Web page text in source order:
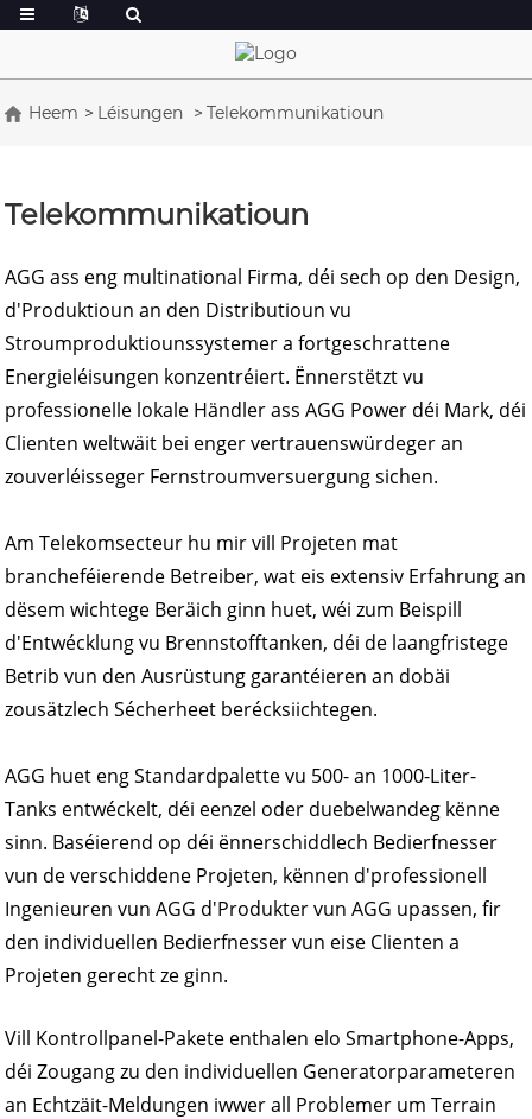
Heem Léisungen Telekommunikatioun
Telekommunikatioun
AGG ass eng multinational Firma, déi sech op den Design,
d'Produktioun an den Distributioun vu
Stroumproduktiounssystemer a fortgeschrattene
Energieléisungen konzentréiert. Ënnerstëtzt vu
professionelle lokale Händler ass AGG Power déi Mark, déi
Clienten weltwäit bei enger vertrauenswürdeger an
zouverléisseger Fernstroumversuergung sichen.
Am Telekomsecteur hu mir vill Projeten mat
brancheféierende Betreiber, wat eis extensiv Erfahrung an
dësem wichtege Beräich ginn huet, wéi zum Beispill
d'Entwécklung vu Brennstofftanken, déi de laangfristege
Betrib vun den Ausrüstung garantéieren an dobäi
zousätzlech Sécherheet berécksiichtegen.
AGG huet eng Standardpalette vu 500- an 1000-Liter-
Tanks entwéckelt, déi eenzel oder duebelwandeg kënne
sinn. Baséierend op déi ënnerschiddlech Bedierfnesser
vun de verschiddene Projeten, kënnen d'professionell
Ingenieuren vun AGG d'Produkter vun AGG upassen, fir
den individuellen Bedierfnesser vun eise Clienten a
Projeten gerecht ze ginn.
Vill Kontrollpanel-Pakete enthalen elo Smartphone-Apps,
déi Zougang zu den individuellen Generatorparameteren
an Echtzäit-Meldungen iwwer all Problemer um Terrain